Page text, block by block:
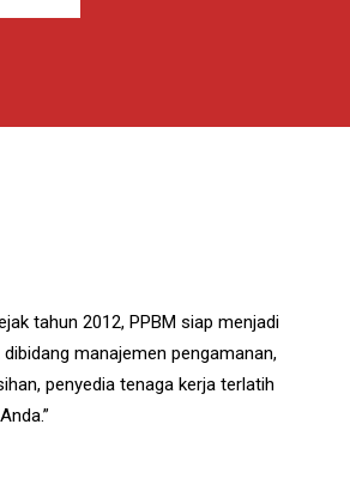
tahun 2012, PPBM siap menjadi
manajemen pengamanan,
penyedia tenaga kerja terlatih